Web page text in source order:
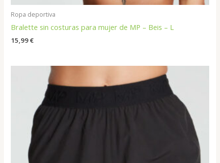
Ropa deportiva
Bralette sin costuras para mujer de MP – Beis – L
15,99€